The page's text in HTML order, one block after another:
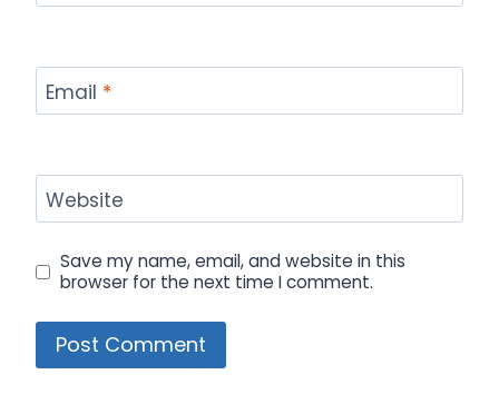
Email *
Website
Save my name, email, and website in this
browser for the next time I comment.